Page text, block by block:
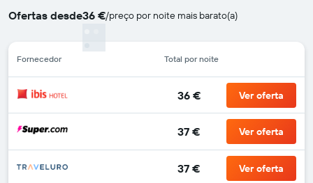
Ofertas desde36 €/preço por noite mais barato(a)
Fornecedor Total por noite
36 € Ver oferta
37 € Ver oferta
37 € Ver oferta